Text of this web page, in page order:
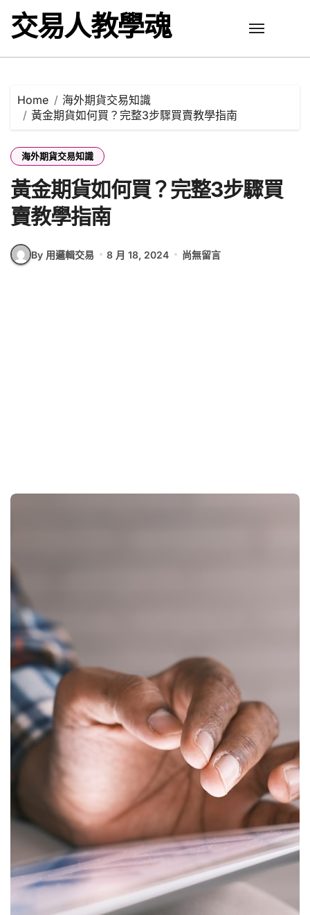
content
交易人教學魂
Home
海外期貨交易知識
黃金期貨如何買？完整3步驟買賣教學指南
海外期貨交易知識
黃金期貨如何買？完整3步驟買
賣教學指南
By 用邏輯交易 8 月 18, 2024 尚無留言